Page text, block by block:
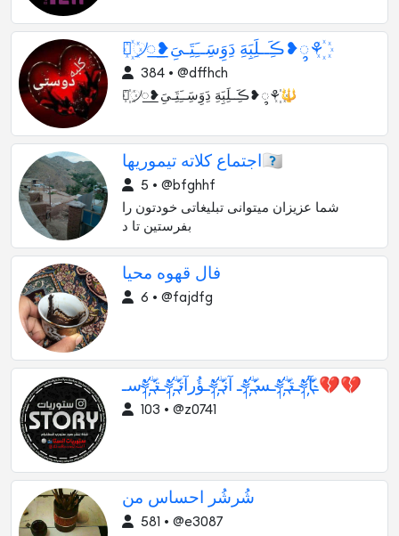
⚘꙰᜴꯭❥ڪَِــلَِبَِهَِ دَِوَِسَِــَِتَِـیَِ❥᭬‌⚘꙰
384 • @dffhch
⚘꙰᜴꯭❥ڪَِــلَِبَِهَِ دَِوَِسَِــَِتَِـیَِ❥᭬‌⚘꙰🔱
اجتماع کلاته تیموریها🇮🇷
5 • @bfghhf
شما عزیزان میتوانی تبلیغاتی خودتون را
بفرستین تا د
فال قهوه محیا
6 • @fajdfg
سـ༈ۖ҉ـتـ༈ۖ҉ـؤُرآتـ༈ۖ҉ـ آنـ༈ۖ҉ـسـ༈ۖ҉ـتـ༈ۖ҉ـآ💔💔
103 • @z0741
شُرشُر احساس من
581 • @e3087